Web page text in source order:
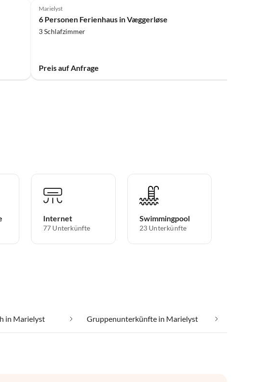
Marielyst
6 Personen Ferienhaus in Væggerløse
3 Schlafzimmer
Preis auf Anfrage
Internet
77 Unterkünfte
Swimmingpool
23 Unterkünfte
in Marielyst Gruppenunterkünfte in Marielyst